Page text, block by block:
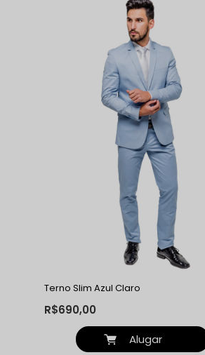
Terno Slim Azul Claro
R$690,00
Alugar